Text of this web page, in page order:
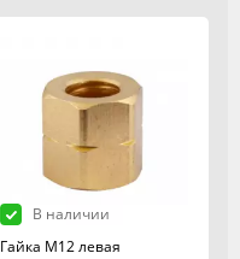
В наличии
Гайка М12 левая